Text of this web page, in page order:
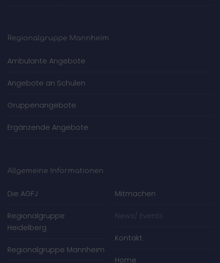
Regionalgruppe Mannheim
Ambulante Angebote
Angebote an Schulen
Gruppenangebote
Ergänzende Angebote
Allgemeine Informationen
Die AGFJ
Regionalgruppe
Heidelberg
Regionalgruppe Mannheim
Mitmachen
News/ Events
Kontakt
Home